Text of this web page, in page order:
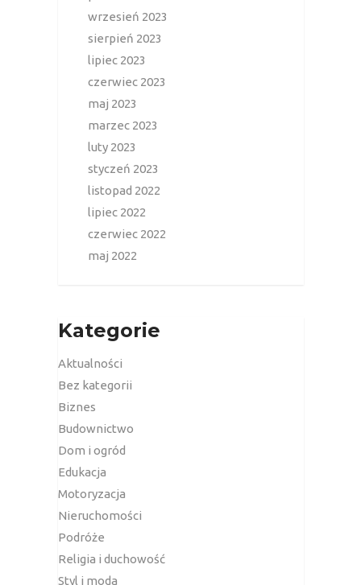
wrzesień 2023
sierpień 2023
lipiec 2023
czerwiec 2023
maj 2023
marzec 2023
luty 2023
styczeń 2023
listopad 2022
lipiec 2022
czerwiec 2022
maj 2022
Kategorie
Aktualności
Bez kategorii
Biznes
Budownictwo
Dom i ogród
Edukacja
Motoryzacja
Nieruchomości
Podróże
Religia i duchowość
Styl i moda